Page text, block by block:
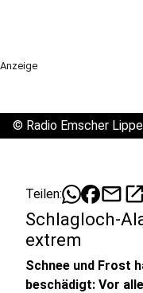
Anzeige
© Radio Emscher Lippe
Teilen: mailopen_in_new
Schlagloch-
extrem
Schnee und Frost
beschädigt: Vor